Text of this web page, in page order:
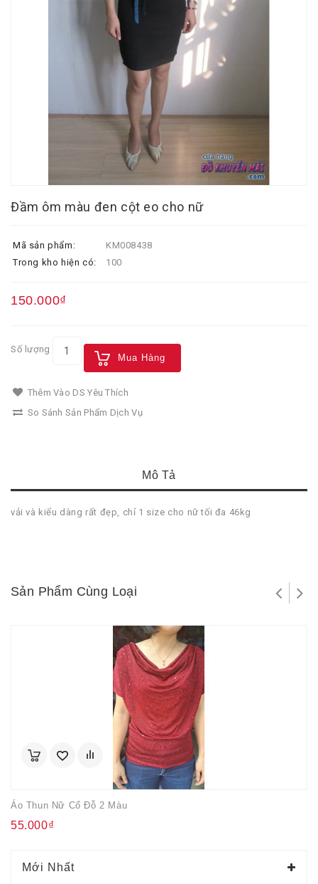
Đầm ôm màu đen cột eo cho nữ
Mã sản phẩm:
KM008438
Trong kho hiện có:
100
150.000₫
Số lượng
Mua Hàng
Thêm Vào DS Yêu Thích
So Sánh Sản Phẩm Dịch Vụ
Mô Tả
vải và kiểu dàng rất đẹp, chỉ 1 size cho nữ tối đa 46kg
Sản Phẩm Cùng Loại
Áo Thun Nữ Cổ Đỗ 2 Màu
55.000₫
Mới Nhất